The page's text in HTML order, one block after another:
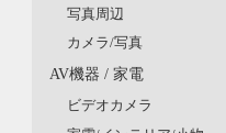
写真周辺
カメラ/写真
AV機器 / 家電
ビデオカメラ